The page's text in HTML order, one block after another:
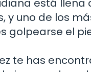
está llena
y uno de los
golpearse el
te has